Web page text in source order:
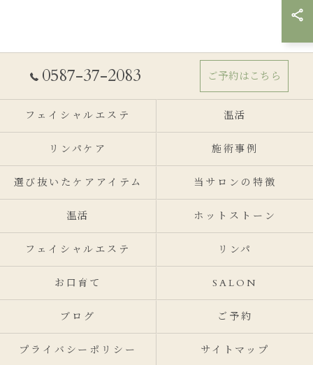
0587-37-2083 ご予約はこちら
フェイシャルエステ 温活
リンパケア 施術事例
選び抜いたケアアイテム 当サロンの特徴
温活 ホットストーン
フェイシャルエステ リンパ
お口育て SALON
ブログ ご予約
プライバシーポリシー サイトマップ